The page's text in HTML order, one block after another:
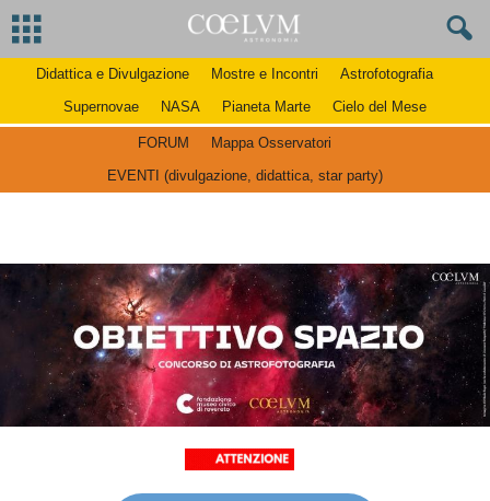
Didattica e Divulgazione Mostre e Incontri
Astrofotografia
Supernovae
NASA Pianeta Marte Cielo del Mese
FORUM
Mappa Osservatori
EVENTI (divulgazione, didattica, star party)